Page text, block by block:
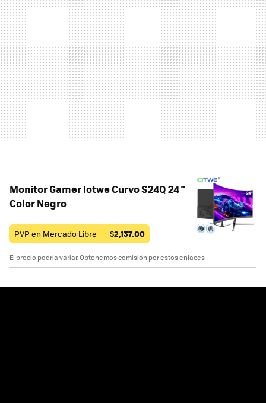
Monitor Gamer Iotwe Curvo S24Q 24 "
Color Negro
PVP en Mercado Libre — $2,137.00
El precio podría variar. Obtenemos comisión por estos enlaces